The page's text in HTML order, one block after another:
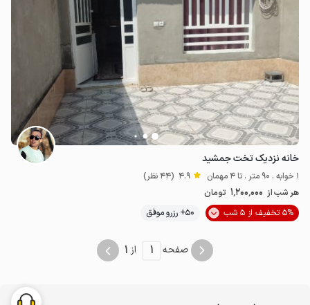
1.2میلیون ت 4.9
خانه نزدیک تخت جمشید
1 خوابه . 90 متر . تا 4 مهمان 4.9 (44 نظر)
هر شب از 1٬200٬000 تومان
5% تخفیف از 5 شب
50+ رزرو موفق
صفحه 1 از 1